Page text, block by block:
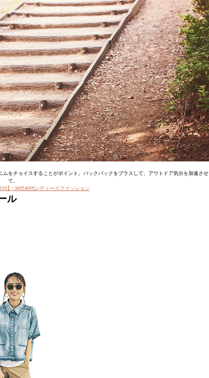
をチョイスすることがポイント。バックパックをプラスして、アウトドア気分を加速させ
て。
】| 30代40代レディースファッション
ル